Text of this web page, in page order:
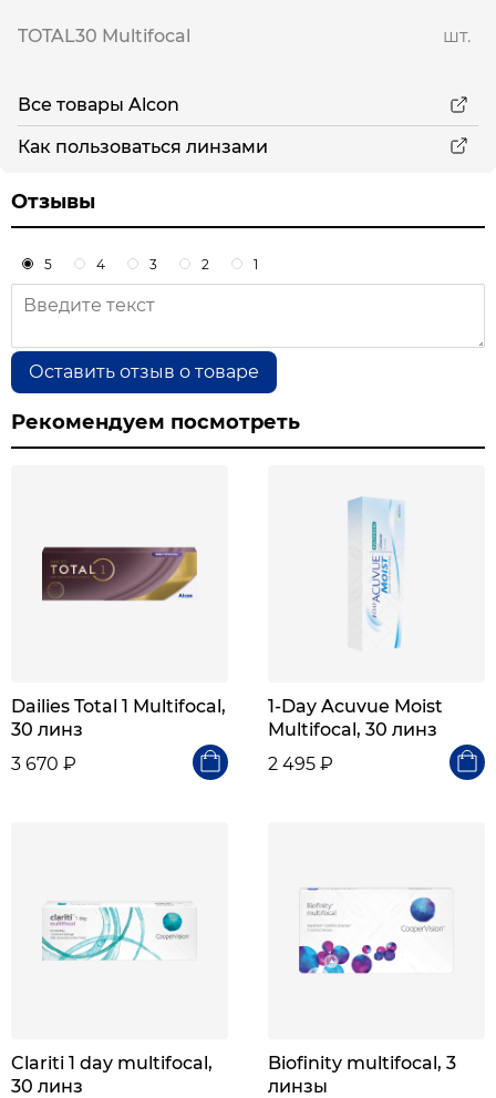
TOTAL30 Multifocal шт.
Все товары Alcon
Как пользоваться линзами
Отзывы
5 4 3 2 1
Оставить отзыв о товаре
Рекомендуем посмотреть
Dailies Total 1 Multifocal,
30 линз
3 670 ₽
1-Day Acuvue Moist
Multifocal, 30 линз
2 495 ₽
Clariti 1 day multifocal,
30 линз
Biofinity multifocal, 3
линзы